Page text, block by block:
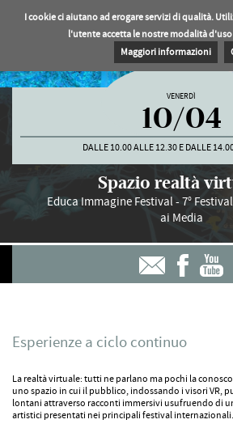
VENERDÌ
10/04
DALLE 10.00 ALLE 12.30 E DALLE
Spazio realtà
Educa Immagine Festival - 7°
ai Media
Esperienze a ciclo continuo
La realtà virtuale: tutti ne parlano ma pochi la
uno spazio in cui il pubblico, indossando i visori VR,
lontani attraverso racconti immersivi usufruendo di
artistici presentati nei principali festival internazionali.
I cookie ci aiutano ad erogare servizi di qualità.
l'utente accetta le nostre modalità
Maggiori informazioni